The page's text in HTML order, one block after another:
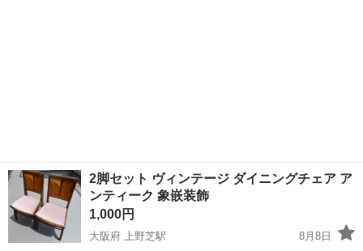
2脚セット ヴィンテージ ダイニングチェア ア
ンティーク 象嵌装飾
1,000円
大阪府 上野芝駅
8月8日